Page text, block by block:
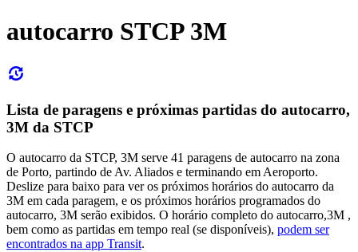
autocarro STCP 3M
Lista de paragens e próximas partidas do autocarro,
3M da STCP
O autocarro da STCP, 3M serve 41 paragens de autocarro na zona
de Porto, partindo de Av. Aliados e terminando em Aeroporto.
Deslize para baixo para ver os próximos horários do autocarro da
3M em cada paragem, e os próximos horários programados do
autocarro, 3M serão exibidos. O horário completo do autocarro,3M ,
bem como as partidas em tempo real (se disponíveis), podem ser
encontrados na app Transit.